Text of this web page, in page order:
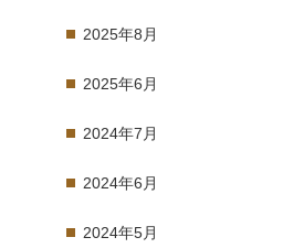
2025年8月
2025年6月
2024年7月
2024年6月
2024年5月